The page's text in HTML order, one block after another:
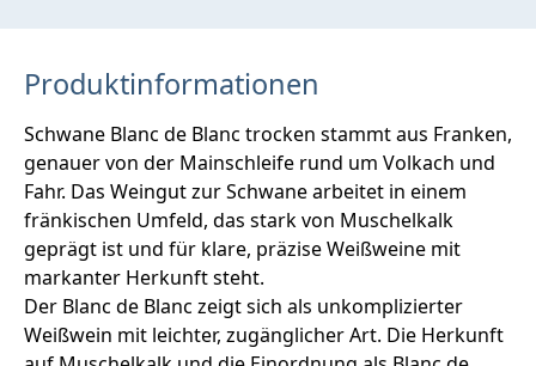
Produktinformationen
Schwane Blanc de Blanc trocken stammt aus Franken,
genauer von der Mainschleife rund um Volkach und
Fahr. Das Weingut zur Schwane arbeitet in einem
fränkischen Umfeld, das stark von Muschelkalk
geprägt ist und für klare, präzise Weißweine mit
markanter Herkunft steht.
Der Blanc de Blanc zeigt sich als unkomplizierter
Weißwein mit leichter, zugänglicher Art. Die Herkunft